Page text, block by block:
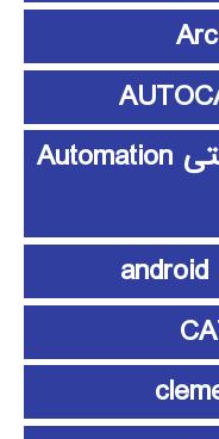
آموزش اتوماسیون صنعتی Automation